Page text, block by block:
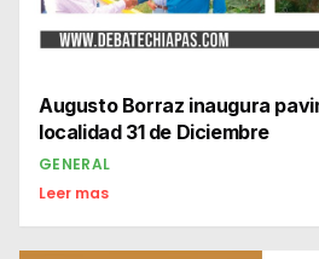
Augusto Borraz inaugura
localidad 31 de Diciembre
GENERAL
Leer mas